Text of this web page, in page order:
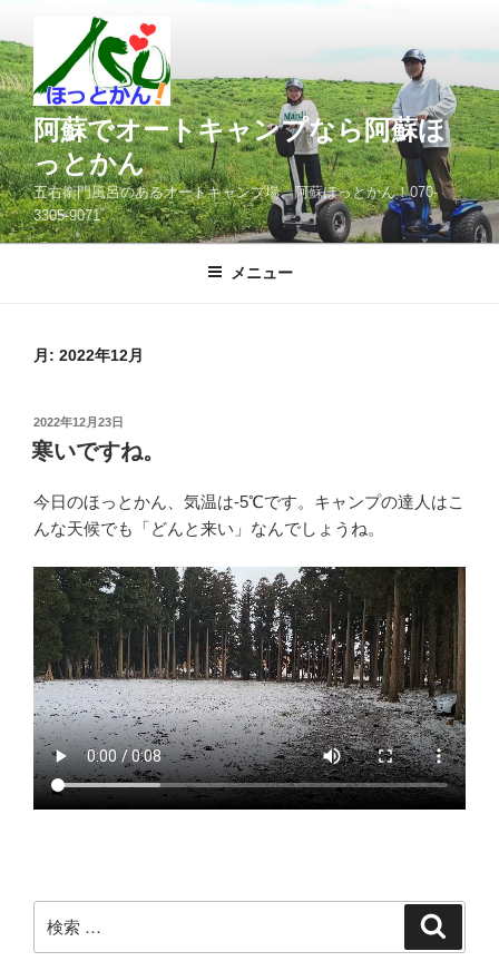
ン
テ
ン
ツ
へ
ス
キ
ッ
阿蘇でオートキャンプなら阿蘇ほ
っとかん
五右衛門風呂のあるオートキャンプ場、阿蘇ほっとかん！070-
3305-9071
メニュー
月: 2022年12月
投
稿
日:
2022年12月23日
寒いですね。
今日のほっとかん、気温は-5℃です。キャンプの達人はこ
んな天候でも「どんと来い」なんでしょうね。
索: